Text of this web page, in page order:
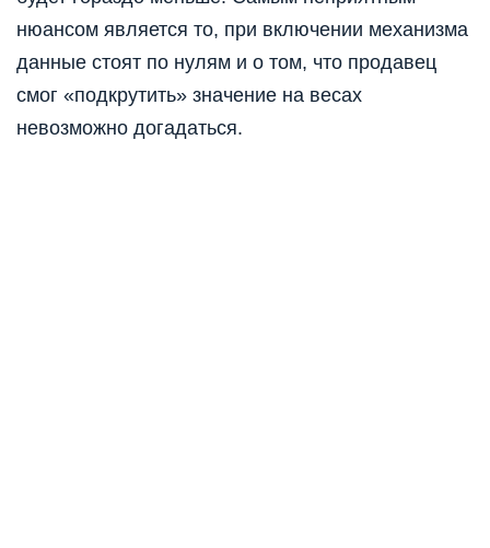
нюансом является то, при включении механизма
данные стоят по нулям и о том, что продавец
смог «подкрутить» значение на весах
невозможно догадаться.